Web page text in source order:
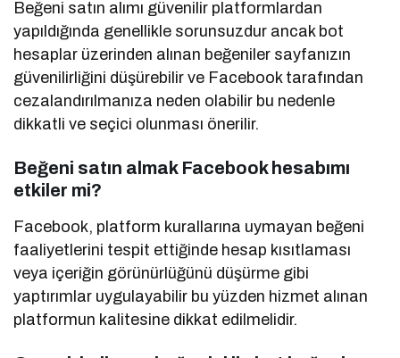
Beğeni satın alımı güvenilir platformlardan
yapıldığında genellikle sorunsuzdur ancak bot
hesaplar üzerinden alınan beğeniler sayfanızın
güvenilirliğini düşürebilir ve Facebook tarafından
cezalandırılmanıza neden olabilir bu nedenle
dikkatli ve seçici olunması önerilir.
Beğeni satın almak Facebook hesabımı
etkiler mi?
Facebook, platform kurallarına uymayan beğeni
faaliyetlerini tespit ettiğinde hesap kısıtlaması
veya içeriğin görünürlüğünü düşürme gibi
yaptırımlar uygulayabilir bu yüzden hizmet alınan
platformun kalitesine dikkat edilmelidir.